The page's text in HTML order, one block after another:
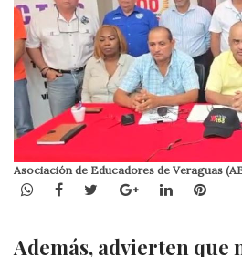
Asociación de Educadores de Veraguas
WhatsApp
Facebook
TwitterGoogle+LinkedIn
Además, advierten que